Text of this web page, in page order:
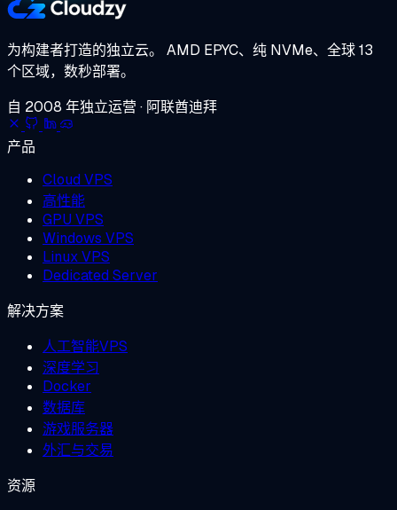
为构建者打造的独立云。 AMD EPYC、纯 NVMe、全球 13
个区域，数秒部署。
自 2008 年独立运营 · 阿联酋迪拜
产品
Cloud VPS
高性能
GPU VPS
Windows VPS
Linux VPS
Dedicated Server
解决方案
人工智能VPS
深度学习
Docker
数据库
游戏服务器
外汇与交易
资源